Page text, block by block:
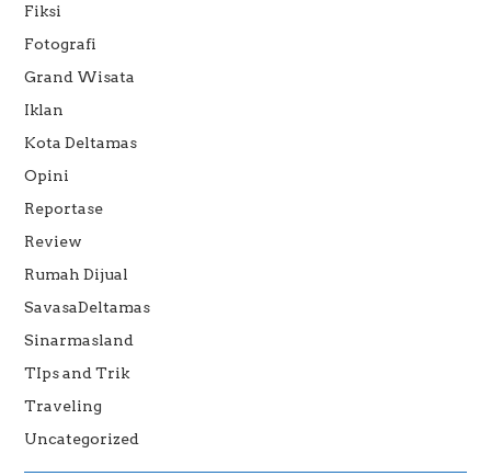
Fiksi
Fotografi
Grand Wisata
Iklan
Kota Deltamas
Opini
Reportase
Review
Rumah Dijual
SavasaDeltamas
Sinarmasland
TIps and Trik
Traveling
Uncategorized